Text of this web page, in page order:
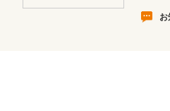
お